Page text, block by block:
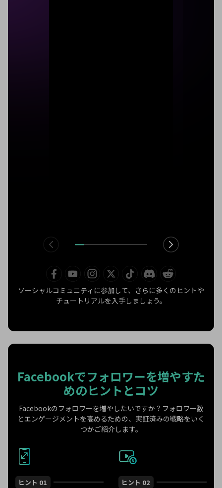
ソーシャルコミュニティに参加して、さらに多くのヒントや
チュートリアルを入手しましょう。
Facebookでフォロワーを増やすた
めのヒントとコツ
Facebookのフォロワーを増やしたいですか？フォロワー数
とエンゲージメントを高めるための、実証済みの戦略をいく
つかご紹介します。
ヒント 01 ヒント 02